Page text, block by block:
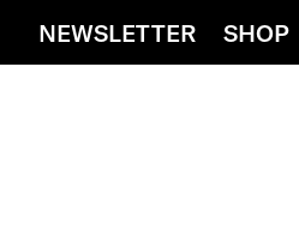
SucheNEWSLETTER SHOP